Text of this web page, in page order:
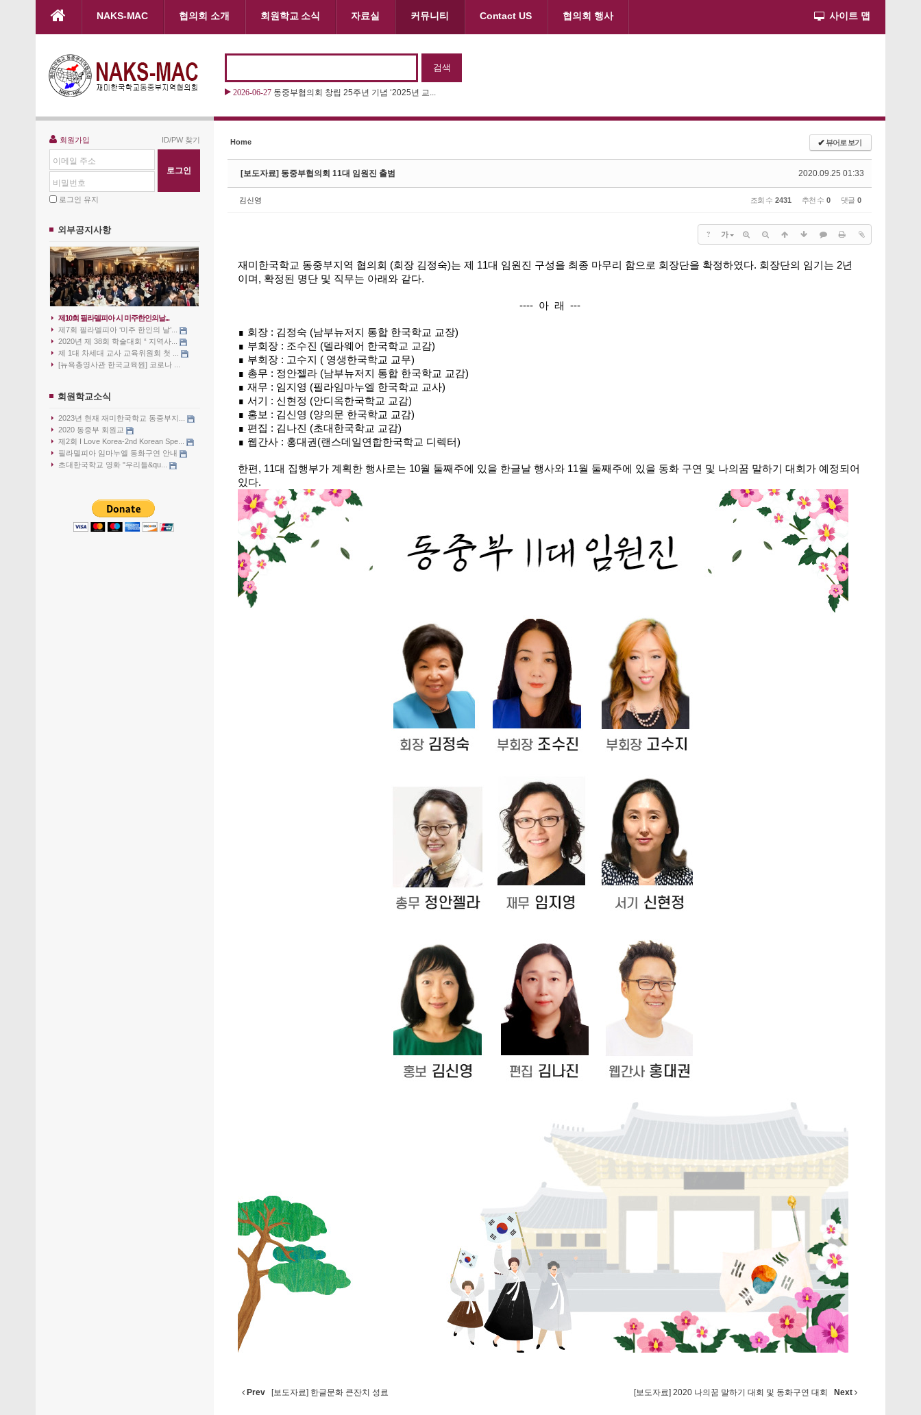
본문으로 바로가기
NAKS-MAC 협의회 소개 회원학교 소식 자료실 커뮤니티 Contact US 협의회 행사 사이트 맵
2026-06-27 2026 “제11회 동화구연대회 & 제22회 나...
회원가입 ID/PW 찾기
이메일 주소
비밀번호
로그인 유지
외부공지사항
제10회 필라델피아 시 미주한인의날...
제7회 필라델피아 ‘미주 한인의 날’...
2020년 제 38회 학술대회 “ 지역사...
제 1대 차세대 교사 교육위원회 첫 ...
[뉴욕총영사관 한국교육원] 코로나 ...
회원학교소식
2023년 현재 재미한국학교 동중부지...
2020 동중부 회원교
제2회 I Love Korea-2nd Korean Spe...
필라델피아 임마누엘 동화구연 안내
초대한국학교 영화 "우리들&qu...
Home ✔뷰어로 보기
2020.09.25 01:33
[보도자료] 동중부협의회 11대 임원진 출범
김신영 조회 수 2431 추천 수 0 댓글 0
? 가
재미한국학교 동중부지역 협의회 (회장 김정숙)는 제 11대 임원진 구성을 최종 마무리 함으로 회장단을 확정하였다. 회장단의 임기는 2년
이며, 확정된 명단 및 직무는 아래와 같다.
---- 아 래 ---
∎ 회장 : 김정숙 (남부뉴저지 통합 한국학교 교장)
∎ 부회장 : 조수진 (델라웨어 한국학교 교감)
∎ 부회장 : 고수지 ( 영생한국학교 교무)
∎ 총무 : 정안젤라 (남부뉴저지 통합 한국학교 교감)
∎ 재무 : 임지영 (필라임마누엘 한국학교 교사)
∎ 서기 : 신현정 (안디옥한국학교 교감)
∎ 홍보 : 김신영 (양의문 한국학교 교감)
∎ 편집 : 김나진 (초대한국학교 교감)
∎ 웹간사 : 홍대권(랜스데일연합한국학교 디렉터)
한편, 11대 집행부가 계획한 행사로는 10월 둘째주에 있을 한글날 행사와 11월 둘째주에 있을 동화 구연 및 나의꿈 말하기 대회가 예정되어
있다.
Prev [보도자료] 한글문화 큰잔치 성료 [보도자료] 2020 나의꿈 말하기 대회 및 동화구연 대회 Next
Sketchbook5, 스케치북5
Sketchbook5, 스케치북5
Sketchbook5, 스케치북5
Sketchbook5, 스케치북5